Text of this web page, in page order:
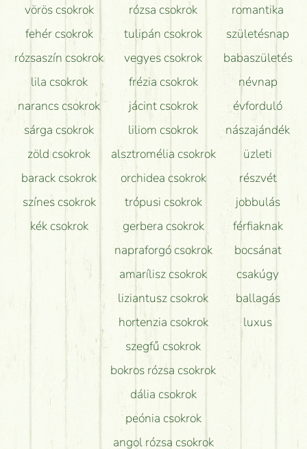
Hogy marad a lehető legtovább friss a csokor?
Tudok adventi koszorút vásárolni boltban?
vörös csokrok
fehér csokrok
rózsaszín csokrok
lila csokrok
narancs csokrok
sárga csokrok
zöld csokrok
barack csokrok
színes csokrok
kék csokrok
rózsa csokrok
tulipán csokrok
vegyes csokrok
frézia csokrok
jácint csokrok
liliom csokrok
alsztromélia csokrok
orchidea csokrok
trópusi csokrok
gerbera csokrok
napraforgó csokrok
amarílisz csokrok
liziantusz csokrok
hortenzia csokrok
szegfű csokrok
bokros rózsa csokrok
dália csokrok
peónia csokrok
angol rózsa csokrok
romantika
születésnap
babaszületés
névnap
évforduló
nászajándék
üzleti
részvét
jobbulás
férfiaknak
bocsánat
csakúgy
ballagás
luxus